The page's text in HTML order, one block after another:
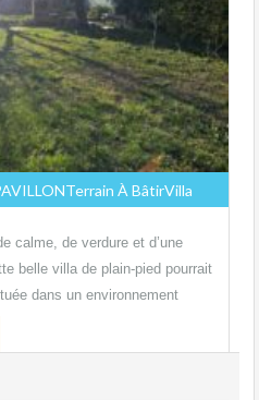
À BâtirVilla
calme, de verdure et d’une
belle villa de plain-pied pourrait
dans un environnement